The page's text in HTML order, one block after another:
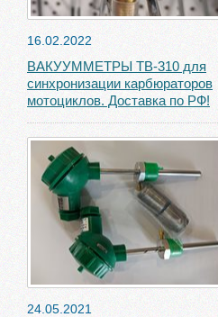
16.02.2022
ВАКУУММЕТРЫ ТВ-310 для
синхронизации карбюраторов
мотоциклов. Доставка по РФ!
24.05.2021